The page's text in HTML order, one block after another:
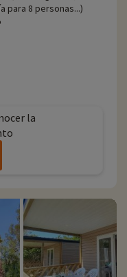
para 8 personas...)
la